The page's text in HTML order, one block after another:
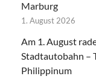
Marburg
1. August 2026
Am 1. August
Stadtautobahn –
Philippinum